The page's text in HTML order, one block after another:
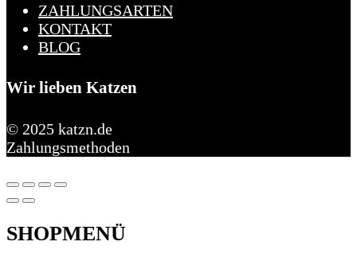
ZAHLUNGSARTEN
KONTAKT
BLOG
Wir lieben Katzen
© 2025 katzn.de
Zahlungsmethoden
SHOPMENÜ